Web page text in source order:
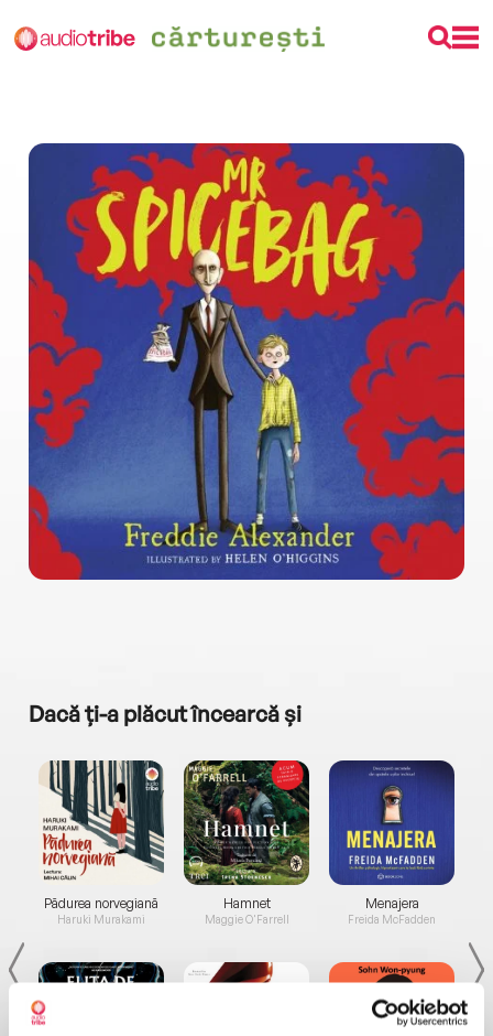
Dacă ți-a plăcut încearcă și
Pădurea norvegiană
Haruki Murakami
Hamnet
Maggie O'Farrell
Menajera
Freida McFadden